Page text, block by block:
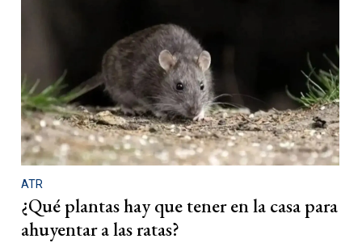
ATR
¿Qué plantas hay que tener en la casa para
ahuyentar a las ratas?